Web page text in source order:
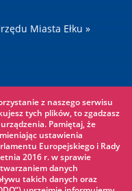
Miasta Ełku »
z naszego serwisu
tych plików, to zgadzasz
Pamiętaj, że
ustawienia
Europejskiego i Rady
2016 r. w sprawie
danych
takich danych oraz